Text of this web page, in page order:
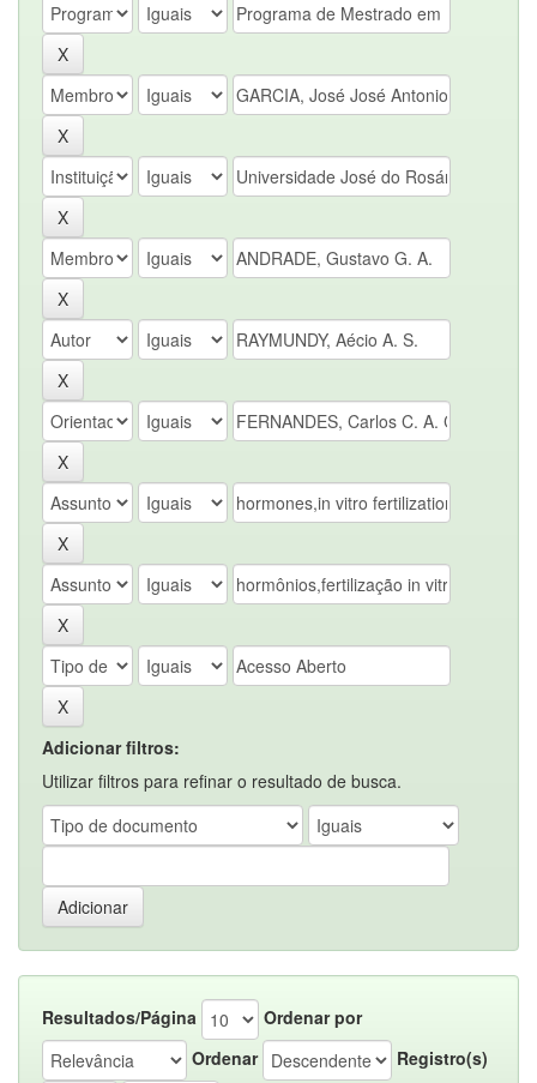
Adicionar filtros:
Utilizar filtros para refinar o resultado de busca.
Resultados/Página
Ordenar por
Ordenar
Registro(s)